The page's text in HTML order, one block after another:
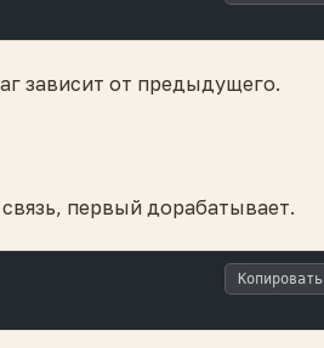
зависит от предыдущего.
первый дорабатывает.
Копировать